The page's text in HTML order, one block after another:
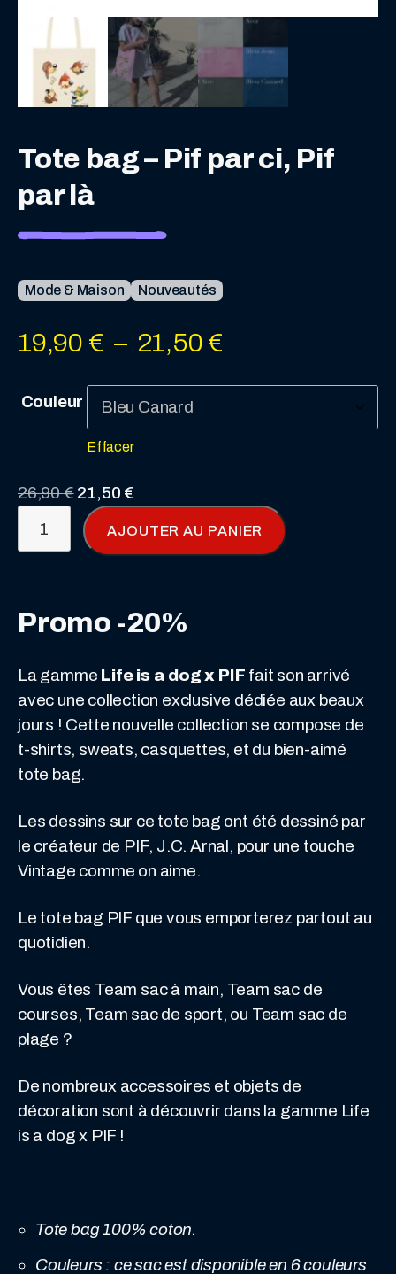
Tote bag – Pif par ci, Pif
par là
Mode & Maison Nouveautés
19,90 € – 21,50 €
de
prix :
à
21,50 €
Couleur
Effacer
26,90€ Le
prix
initial
21,50 €Le
actuel
-
par
Pif
par
là
AJOUTER AU PANIER
Promo -20%
La gamme Life is a dog x PIF fait son arrivé
avec une collection exclusive dédiée aux beaux
jours ! Cette nouvelle collection se compose de
t-shirts, sweats, casquettes, et du bien-aimé
tote bag.
Les dessins sur ce tote bag ont été dessiné par
le créateur de PIF, J.C. Arnal, pour une touche
Vintage comme on aime.
Le tote bag PIF que vous emporterez partout au
quotidien.
Vous êtes Team sac à main, Team sac de
courses, Team sac de sport, ou Team sac de
plage ?
De nombreux accessoires et objets de
décoration sont à découvrir dans la gamme Life
is a dog x PIF !
Tote bag 100% coton.
Couleurs : ce sac est disponible en 6 couleurs